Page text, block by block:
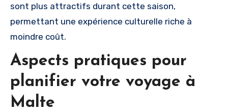
sont plus attractifs durant cette saison,
permettant une expérience culturelle riche à
moindre coût.
Aspects pratiques pour
planifier votre voyage à
Malte